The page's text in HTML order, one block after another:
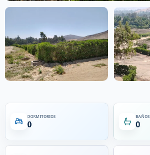
DORMITORIOS
0
BAÑOS
0